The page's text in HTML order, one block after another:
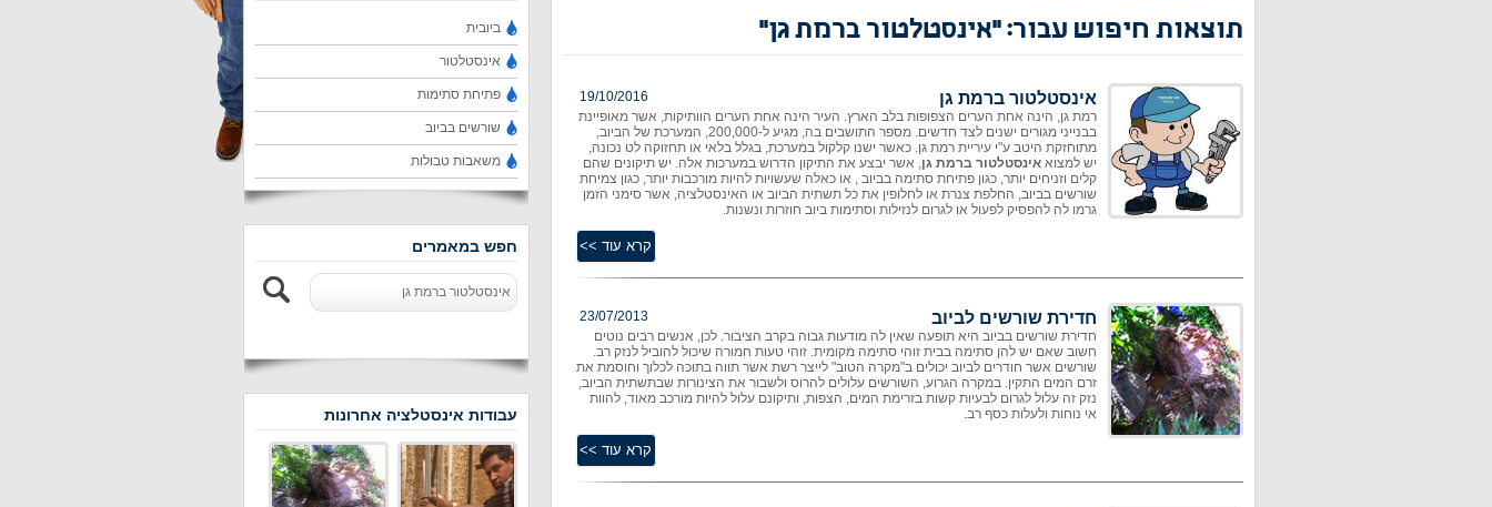
תוצאות חיפוש עבור: ''אינסטלטור ברמת גן''
אינסטלטור ברמת גן
19/10/2016
רמת גן, הינה אחת הערים הצפופות בלב הארץ. העיר הינה אחת הערים הוותיקות, אשר מאופיינת
בבנייני מגורים ישנים לצד חדשים. מספר התושבים בה, מגיע ל-200,000, המערכת של הביוב,
מתוחזקת היטב ע"י עיריית רמת גן. כאשר ישנו קלקול במערכת, בגלל בלאי או תחזוקה לט נכונה,
יש למצואאינסטלטור ברמת גן, אשר יבצע את התיקון הדרוש במערכות אלה. יש תיקונים שהם
קלים וזניחים יותר, כגון פתיחת סתימה בביוב , או כאלה שעשויות להיות מורכבות יותר, כגון צמיחת
שורשים בביוב, החלפת צנרת או לחלופין את כל תשתית הביוב או האינסטלציה, אשר סימני הזמן
גרמו לה להפסיק לפעול או לגרום לנזילות וסתימות ביוב חוזרות ונשנות.
חדירת שורשים לביוב
23/07/2013
חדירת שורשים בביוב היא תופעה שאין לה מודעות גבוה בקרב הציבור. לכן, אנשים רבים נוטים
חשוב שאם יש להן סתימה בבית זוהי סתימה מקומית. זוהי טעות חמורה שיכול להוביל לנזק רב.
שורשים אשר חודרים לביוב יכולים ב"מקרה הטוב" לייצר רשת אשר תווה בתוכה לכלוך וחוסמת את
זרם המים התקין. במקרה הגרוע, השורשים עלולים להרוס ולשבור את הצינורות שבתשתית הביוב,
נזק זה עלול לגרום לבעיות קשות בזרימת המים, הצפות, ותיקונם עלול להיות מורכב מאוד, להוות
אי נוחות ולעלות כסף רב.
ביובית
אינסטלטור
פתיחת סתימות
שורשים בביוב
משאבות טבולות
חפש במאמרים
עבודות אינסטלציה אחרונות